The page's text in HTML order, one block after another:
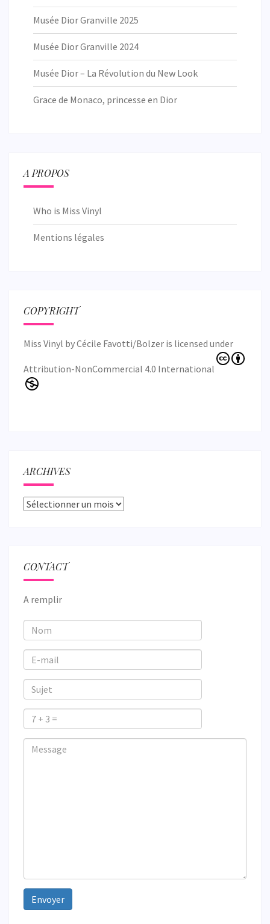
Musée Dior Granville 2025
Musée Dior Granville 2024
Musée Dior – La Révolution du New Look
Grace de Monaco, princesse en Dior
A PROPOS
Who is Miss Vinyl
Mentions légales
COPYRIGHT
Miss Vinyl byCécile Favotti/Bolzer is licensed under
Attribution-NonCommercial 4.0 International
ARCHIVES
Archives
CONTACT
A remplir
Nom
mail
Sujet
+
Veuillez
Veuillez
Message
Envoyer